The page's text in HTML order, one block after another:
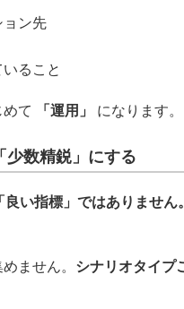
ョン先
ること
て 「運用」 になります。
少数精鋭」にする
良い指標」ではありません。
ません。 シナリオタイプ